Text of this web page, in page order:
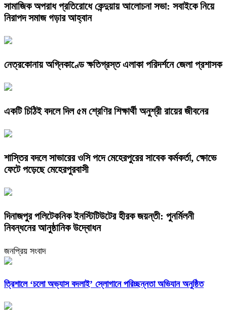
সামাজিক অপরাধ প্রতিরোধে কেন্দুয়ায় আলোচনা সভা: সবাইকে নিয়ে
নিরাপদ সমাজ গড়ার আহ্বান
নেত্রকোনায় অগ্নিকাণ্ডে ক্ষতিগ্রস্ত এলাকা পরিদর্শনে জেলা প্রশাসক
একটি চিঠিই বদলে দিল ৫ম শ্রেণির শিক্ষার্থী অনুশ্রী রায়ের জীবনের
শাস্তির বদলে সাভারের ওসি পদে মেহেরপুরের সাবেক কর্মকর্তা, ক্ষোভে
ফেটে পড়েছে মেহেরপুরবাসী
দিনাজপুর পলিটেকনিক ইনস্টিটিউটের হীরক জয়ন্তী: পুনর্মিলনী
নিবন্ধনের আনুষ্ঠানিক উদ্বোধন
জনপ্রিয় সংবাদ
‎ত্রিশালে ‘চলো অভ্যাস বদলাই’ স্লোগানে পরিচ্ছন্নতা অভিযান অনুষ্ঠিত